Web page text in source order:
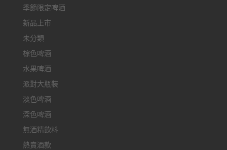
季節限定啤酒
新品上市
未分類
棕色啤酒
水果啤酒
派對大瓶裝
淡色啤酒
深色啤酒
無酒精飲料
熱賣酒款